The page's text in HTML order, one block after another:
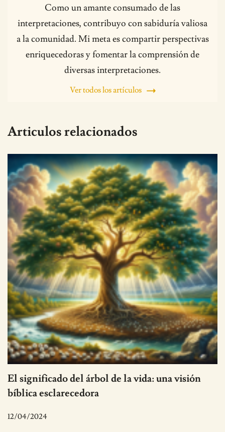
Como un amante consumado de las
interpretaciones, contribuyo con sabiduría valiosa
a la comunidad. Mi meta es compartir perspectivas
enriquecedoras y fomentar la comprensión de
diversas interpretaciones.
Ver todos los artículos
Articulos relacionados
El significado del árbol de la vida: una visión
bíblica esclarecedora
12/04/2024